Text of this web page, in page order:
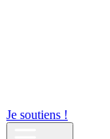
Je soutiens !